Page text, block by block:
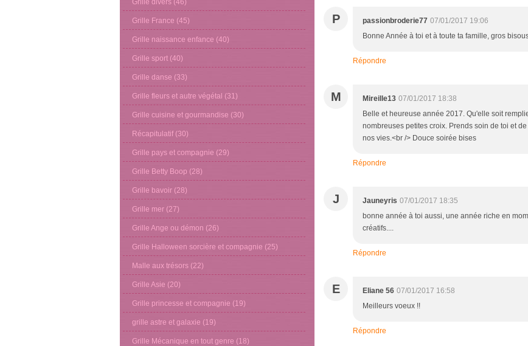
Grille divers (46)
Grille France (45)
Grille naissance enfance (40)
Grille sport (40)
Grille danse (33)
Grille fleurs et autre végétal (31)
Grille cuisine et gourmandise (30)
Récapitulatif (30)
Grille pays et compagnie (29)
Grille Betty Boop (28)
Grille bavoir (28)
Grille mer (27)
Grille Ange ou démon (26)
Grille Halloween sorcière et compagnie (25)
Malle aux trésors (22)
Grille Asie (20)
Grille princesse et compagnie (19)
grille astre et galaxie (19)
Grille Mécanique en tout genre (18)
P passionbroderie77 07/01/2017 19:06
Bonne Année à toi et à toute ta famille, gros
Répondre
M Mireille13 07/01/2017 18:38
Belle et heureuse année 2017. Qu'elle soit
nombreuses petites croix. Prends soin de toi et
nos vies.<br /> Douce soirée bises
Répondre
J Jauneyris 07/01/2017 18:35
bonne année à toi aussi, une année riche en
créatifs....
Répondre
E Eliane 56 07/01/2017 16:58
Meilleurs voeux !!
Répondre